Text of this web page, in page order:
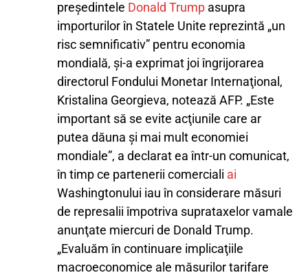
preşedintele Donald Trump asupra
importurilor în Statele Unite reprezintă „un
risc semnificativ” pentru economia
mondială, şi-a exprimat joi îngrijorarea
directorul Fondului Monetar Internaţional,
Kristalina Georgieva, notează AFP. „Este
important să se evite acţiunile care ar
putea dăuna şi mai mult economiei
mondiale”, a declarat ea într-un comunicat,
în timp ce partenerii comerciali ai
Washingtonului iau în considerare măsuri
de represalii împotriva suprataxelor vamale
anunţate miercuri de Donald Trump.
„Evaluăm în continuare implicaţiile
macroeconomice ale măsurilor tarifare